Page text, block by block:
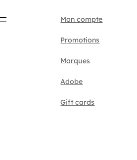
Mon compte
Promotions
Marques
Adobe
Gift cards